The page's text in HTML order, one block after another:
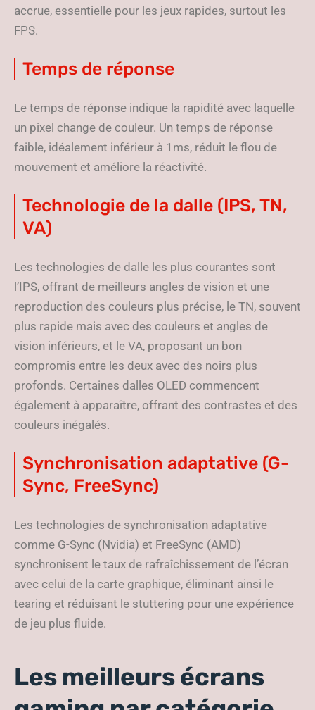
accrue, essentielle pour les jeux rapides, surtout les
FPS.
Temps de réponse
Le temps de réponse indique la rapidité avec laquelle
un pixel change de couleur. Un temps de réponse
faible, idéalement inférieur à 1ms, réduit le flou de
mouvement et améliore la réactivité.
Technologie de la dalle (IPS, TN,
VA)
Les technologies de dalle les plus courantes sont
l’IPS, offrant de meilleurs angles de vision et une
reproduction des couleurs plus précise, le TN, souvent
plus rapide mais avec des couleurs et angles de
vision inférieurs, et le VA, proposant un bon
compromis entre les deux avec des noirs plus
profonds. Certaines dalles OLED commencent
également à apparaître, offrant des contrastes et des
couleurs inégalés.
Synchronisation adaptative (G-
Sync, FreeSync)
Les technologies de synchronisation adaptative
comme G-Sync (Nvidia) et FreeSync (AMD)
synchronisent le taux de rafraîchissement de l’écran
avec celui de la carte graphique, éliminant ainsi le
tearing et réduisant le stuttering pour une expérience
de jeu plus fluide.
Les meilleurs écrans